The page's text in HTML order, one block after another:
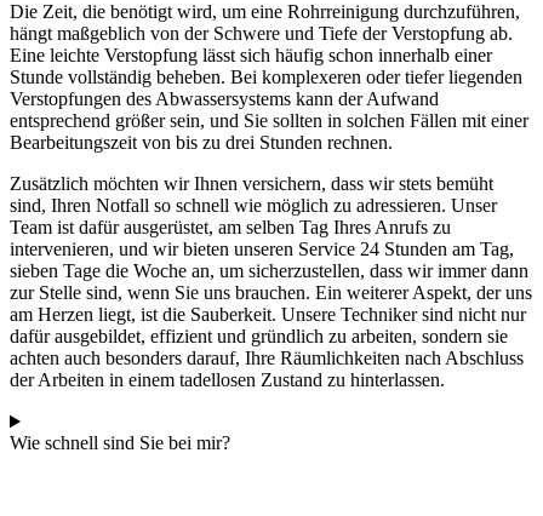
Die Zeit, die benötigt wird, um eine Rohrreinigung durchzuführen,
hängt maßgeblich von der Schwere und Tiefe der Verstopfung ab.
Eine leichte Verstopfung lässt sich häufig schon innerhalb einer
Stunde vollständig beheben. Bei komplexeren oder tiefer liegenden
Verstopfungen des Abwassersystems kann der Aufwand
entsprechend größer sein, und Sie sollten in solchen Fällen mit einer
Bearbeitungszeit von bis zu drei Stunden rechnen.
Zusätzlich möchten wir Ihnen versichern, dass wir stets bemüht
sind, Ihren Notfall so schnell wie möglich zu adressieren. Unser
Team ist dafür ausgerüstet, am selben Tag Ihres Anrufs zu
intervenieren, und wir bieten unseren Service 24 Stunden am Tag,
sieben Tage die Woche an, um sicherzustellen, dass wir immer dann
zur Stelle sind, wenn Sie uns brauchen. Ein weiterer Aspekt, der uns
am Herzen liegt, ist die Sauberkeit. Unsere Techniker sind nicht nur
dafür ausgebildet, effizient und gründlich zu arbeiten, sondern sie
achten auch besonders darauf, Ihre Räumlichkeiten nach Abschluss
der Arbeiten in einem tadellosen Zustand zu hinterlassen.
Wie schnell sind Sie bei mir?